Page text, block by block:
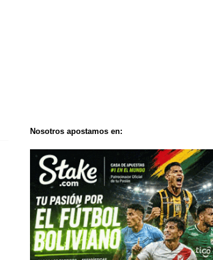
Nosotros apostamos en: